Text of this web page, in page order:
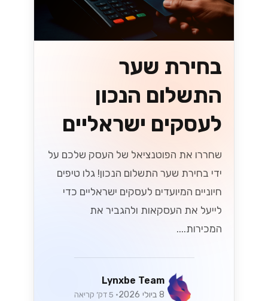
בחירת שער
התשלום הנכון
לעסקים ישראליים
שחררו את הפוטנציאל של העסק שלכם על
ידי בחירת שער התשלום הנכון! גלו טיפים
חיוניים המיועדים לעסקים ישראליים כדי
לייעל את העסקאות ולהגביר את
המכירות....
Lynxbe Team
8 ביולי 2026 • 5 דק׳ קריאה